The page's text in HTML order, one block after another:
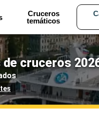
Cruceros
temáticos
cruceros